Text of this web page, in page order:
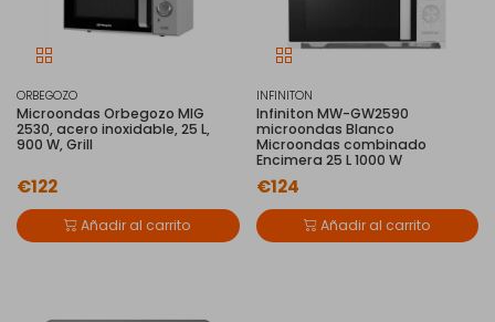
ORBEGOZO
Microondas Orbegozo MIG
2530, acero inoxidable, 25 L,
900 W, Grill
€122
Añadir al carrito
INFINITON
Infiniton MW-GW2590
microondas Blanco
Microondas combinado
Encimera 25 L 1000 W
€124
Añadir al carrito